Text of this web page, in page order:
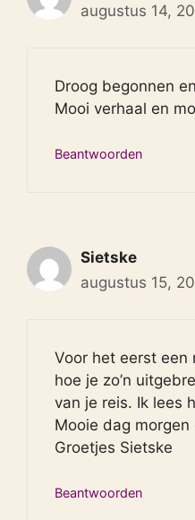
augustus 14,
Droog begonnen
Mooi verhaal en
Beantwoorden
Sietske
augustus 15,
Voor het eerst een
hoe je zo’n
van je reis. Ik lees
Mooie dag
Groetjes Sietske
Beantwoorden